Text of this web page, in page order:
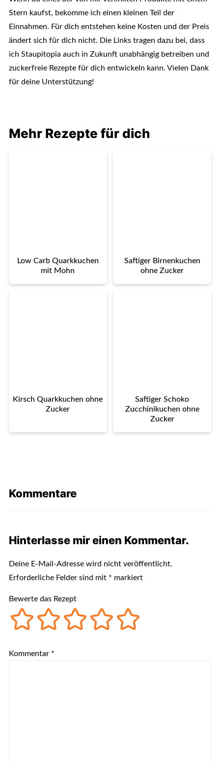
Stern kaufst, bekomme ich einen kleinen Teil der
Einnahmen. Für dich entstehen keine Kosten und der Preis
ändert sich für dich nicht. Die Links tragen dazu bei, dass
ich Staupitopia auch in Zukunft unabhängig betreiben und
zuckerfreie Rezepte für dich entwickeln kann. Vielen Dank
für deine Unterstützung!
Mehr Rezepte für dich
Low Carb Quarkkuchen
mit Mohn
Saftiger Birnenkuchen
ohne Zucker
Kirsch Quarkkuchen ohne
Zucker
Saftiger Schoko
Zucchinikuchen ohne
Zucker
Kommentare
Hinterlasse mir einen Kommentar.
Deine E-Mail-Adresse wird nicht veröffentlicht.
Erforderliche Felder sind mit * markiert
Bewerte das Rezept
Kommentar *